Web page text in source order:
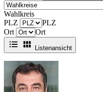
Wahlkreis
PLZ
PLZ
Ort
Ort
Listenansicht